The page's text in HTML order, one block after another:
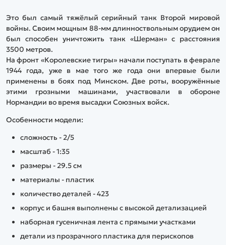
Это был самый тяжёлый серийный танк Второй мировой
войны. Своим мощным 88-мм длинноствольным орудием он
был способен уничтожить танк «Шерман» с расстояния
3500 метров.
На фронт «Королевские тигры» начали поступать в феврале
1944 года, уже в мае того же года они впервые были
применены в боях под Минском. Две роты, вооружённые
этими грозными машинами, участвовали в обороне
Нормандии во время высадки Союзных войск.
Особенности модели:
сложность - 2/5
масштаб - 1:35
размеры - 29.5 см
материалы - пластик
количество деталей - 423
корпус и башня выполнены с высокой детализацией
наборная гусеничная лента с прямыми участками
детали из прозрачного пластика для перископов